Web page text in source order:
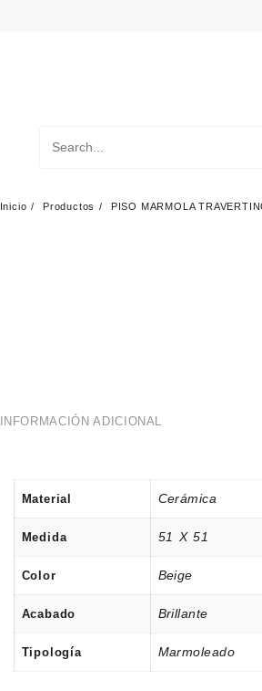
Inicio Productos PISO MARMOLA
INFORMACIÓN ADICIONAL
Material Cerámica
Medida 51 X 51
Color Beige
Acabado Brillante
Tipología Marmoleado